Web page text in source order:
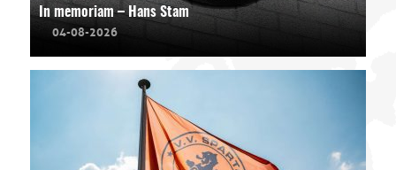
In memoriam – Hans Stam
04-08-2026